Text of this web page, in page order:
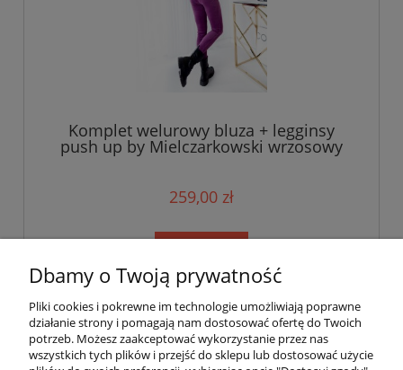
Komplet welurowy bluza + legginsy
push up by Mielczarkowski wrzosowy
259,00 zł
Informacje i pomoc
Moje konto
Dbamy o Twoją prywatność
Pliki cookies i pokrewne im technologie umożliwiają poprawne
działanie strony i pomagają nam dostosować ofertę do Twoich
potrzeb. Możesz zaakceptować wykorzystanie przez nas
wszystkich tych plików i przejść do sklepu lub dostosować użycie